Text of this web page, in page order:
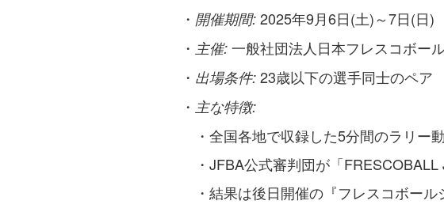
・ 開催期間:2025年9月6日(土)～7日(日)
・ 主催:一般社団法人日本フレスコボール
・ 出場条件:23歳以下の選手同士のペア
・ 主な特徴:
・全国各地で収録した5分間のラリー
・JFBA公式審判団が「FRESCOBALL
・結果は後日開催の『フレスコボール